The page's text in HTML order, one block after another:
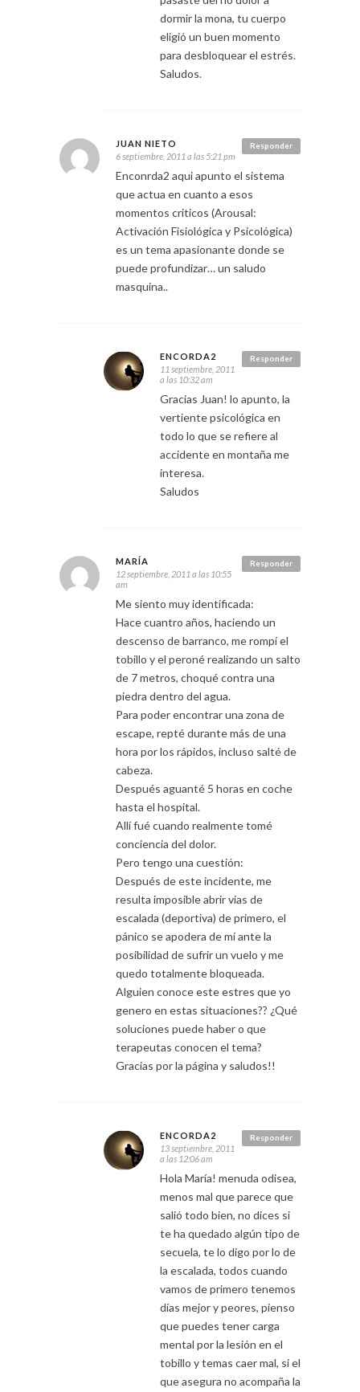
dormir la mona, tu cuerpo
eligió un buen momento
para desbloquear el estrés.
Saludos.
Responder
JUAN NIETO
6 septiembre, 2011 a las 5:21 pm
Enconrda2 aqui apunto el sistema
que actua en cuanto a esos
momentos criticos (Arousal:
Activación Fisiológica y Psicológica)
es un tema apasionante donde se
puede profundizar… un saludo
masquina..
Responder
ENCORDA2
11 septiembre, 2011
a las 10:32 am
Gracias Juan! lo apunto, la
vertiente psicológica en
todo lo que se refiere al
accidente en montaña me
interesa.
Saludos
Responder
MARÍA
12 septiembre, 2011 a las 10:55
am
Me siento muy identificada:
Hace cuantro años, haciendo un
descenso de barranco, me rompí el
tobillo y el peroné realizando un salto
de 7 metros, choqué contra una
piedra dentro del agua.
Para poder encontrar una zona de
escape, repté durante más de una
hora por los rápidos, incluso salté de
cabeza.
Después aguanté 5 horas en coche
hasta el hospital.
Allí fué cuando realmente tomé
conciencia del dolor.
Pero tengo una cuestión:
Después de este incidente, me
resulta imposible abrir vias de
escalada (deportiva) de primero, el
pánico se apodera de mí ante la
posibilidad de sufrir un vuelo y me
quedo totalmente bloqueada.
Alguien conoce este estres que yo
genero en estas situaciones?? ¿Qué
soluciones puede haber o que
terapeutas conocen el tema?
Gracias por la página y saludos!!
Responder
ENCORDA2
13 septiembre, 2011
a las 12:06 am
Hola María! menuda odisea,
menos mal que parece que
salió todo bien, no dices si
te ha quedado algún tipo de
secuela, te lo digo por lo de
la escalada, todos cuando
vamos de primero tenemos
días mejor y peores, pienso
que puedes tener carga
mental por la lesión en el
tobillo y temas caer mal, si el
que asegura no acompaña la